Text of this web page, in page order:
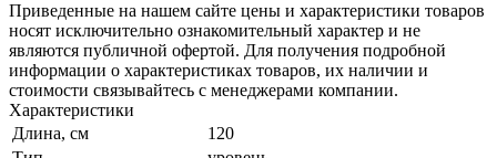
Приведенные на нашем сайте цены и характеристики товаров
носят исключительно ознакомительный характер и не
являются публичной офертой. Для получения подробной
информации о характеристиках товаров, их наличии и
стоимости связывайтесь с менеджерами компании.
Характеристики
Длина, см
120